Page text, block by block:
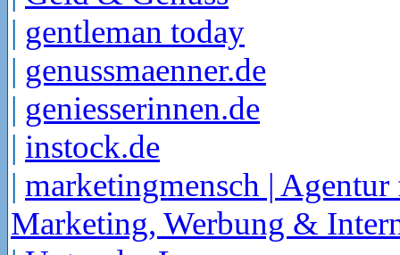
| gentleman today
| genussmaenner.de
| geniesserinnen.de
| instock.de
| marketingmensch | Agentur
Marketing, Werbung &